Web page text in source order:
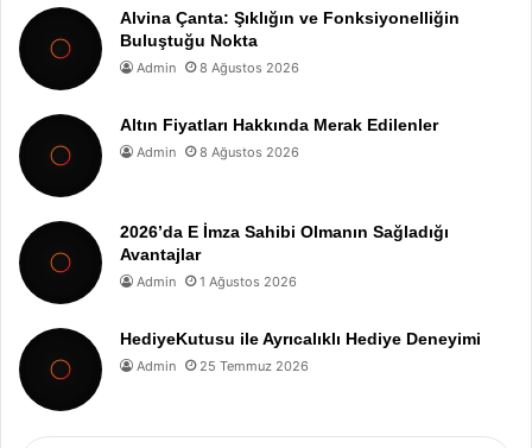
Alvina Çanta: Şıklığın ve Fonksiyonelliğin
Buluştuğu Nokta
Admin 8 Ağustos 2026
Altın Fiyatları Hakkında Merak Edilenler
Admin 8 Ağustos 2026
2026’da E İmza Sahibi Olmanın Sağladığı
Avantajlar
Admin 1 Ağustos 2026
HediyeKutusu ile Ayrıcalıklı Hediye Deneyimi
Admin 25 Temmuz 2026